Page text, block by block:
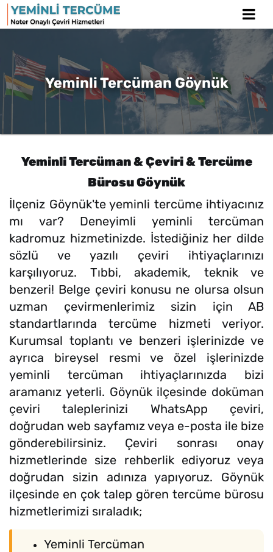
Yeminli Tercüman Göynük
Yeminli Tercüman & Çeviri & Tercüme
Bürosu Göynük
İlçeniz Göynük'te yeminli tercüme ihtiyacınız
mı var? Deneyimli yeminli tercüman
kadromuz hizmetinizde. İstediğiniz her dilde
sözlü ve yazılı çeviri ihtiyaçlarınızı
karşılıyoruz. Tıbbi, akademik, teknik ve
benzeri! Belge çeviri konusu ne olursa olsun
uzman çevirmenlerimiz sizin için AB
standartlarında tercüme hizmeti veriyor.
Kurumsal toplantı ve benzeri işlerinizde ve
ayrıca bireysel resmi ve özel işlerinizde
yeminli tercüman ihtiyaçlarınızda bizi
aramanız yeterli. Göynük ilçesinde doküman
çeviri taleplerinizi WhatsApp çeviri,
doğrudan web sayfamız veya e-posta ile bize
gönderebilirsiniz. Çeviri sonrası onay
hizmetlerinde size rehberlik ediyoruz veya
doğrudan sizin adınıza yapıyoruz. Göynük
ilçesinde en çok talep gören tercüme bürosu
hizmetlerimizi sıraladık;
Yeminli Tercüman